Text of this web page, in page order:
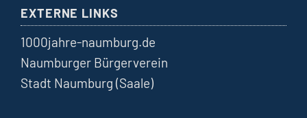
EXTERNE LINKS
1000jahre-naumburg.de
Naumburger Bürgerverein
Stadt Naumburg (Saale)